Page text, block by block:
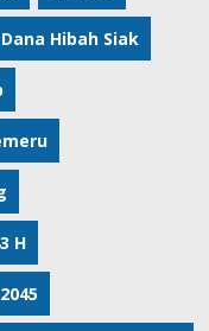
Hibah Siak
H